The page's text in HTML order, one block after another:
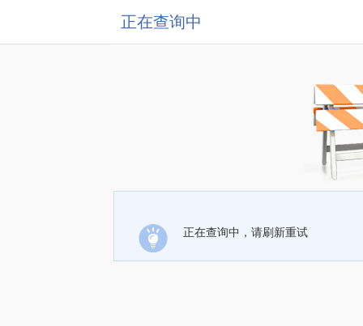
正在查询中
正在查询中，请刷新重试